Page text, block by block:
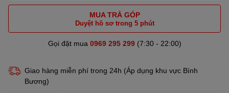
MUA TRẢ GÓP
Duyệt hồ sơ trong 5 phút
Gọi đặt mua 0969 295 299(7:30 - 22:00)
Giao hàng miễn phí trong 24h (Áp dụng khu vực Bình
Bương)